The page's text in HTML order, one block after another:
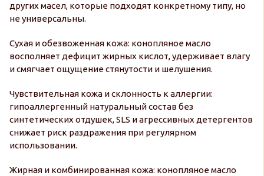
других масел, которые подходят конкретному типу, но
не универсальны.
Сухая и обезвоженная кожа: конопляное масло
восполняет дефицит жирных кислот, удерживает влагу
и смягчает ощущение стянутости и шелушения.
Чувствительная кожа и склонность к аллергии:
гипоаллергенный натуральный состав без
синтетических отдушек, SLS и агрессивных детергентов
снижает риск раздражения при регулярном
использовании.
Жирная и комбинированная кожа: конопляное масло